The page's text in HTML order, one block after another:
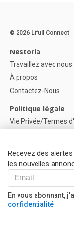
Recevez des
les nouvelles
En vous abonnant,
confidentialité
© 2026 Lifull Connect
Nestoria
Travaillez avec nous
À propos
Contactez-Nous
Politique légale
Vie Privée/Termes
Paramètres des
Aide
FAQ
Nos Partenaires